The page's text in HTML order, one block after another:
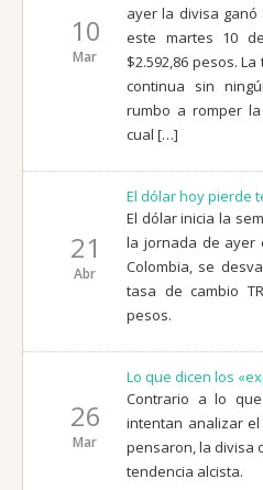
10
Mar
ayer la divisa ganó
este martes 10
$2.592,86 pesos.
continua sin
rumbo a romper
cual […]
21
Abr
El dólar hoy pierde
El dólar inicia la
la jornada de ayer
Colombia, se
tasa de cambio
pesos.
26
Mar
Lo que dicen los
Contrario a lo
intentan analizar
pensaron, la divisa
tendencia alcista.